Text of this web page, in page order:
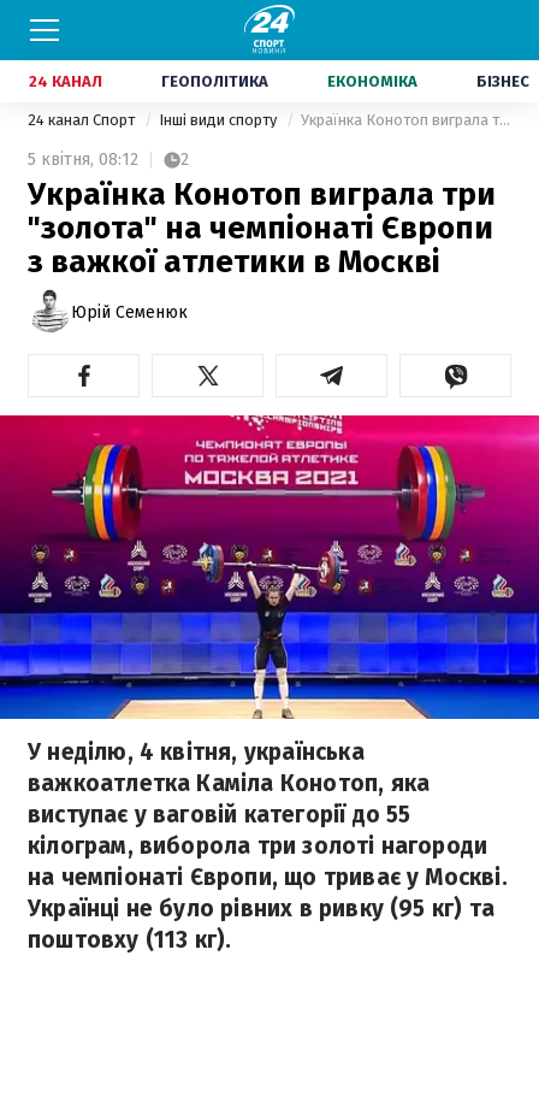
24 КАНАЛ ГЕОПОЛІТИКА ЕКОНОМІКА БІЗНЕС
24 канал Спорт Інші види спорту Українка Конотоп виграла три "золота" на чемпіонаті Європи з важкої атлетики в Москві
5 квітня, 08:12 2
Українка Конотоп виграла три
"золота" на чемпіонаті Європи
з важкої атлетики в Москві
Юрій Семенюк
У неділю, 4 квітня, українська
важкоатлетка Каміла Конотоп, яка
виступає у ваговій категорії до 55
кілограм, виборола три золоті нагороди
на чемпіонаті Європи, що триває у Москві.
Українці не було рівних в ривку (95 кг) та
поштовху (113 кг).